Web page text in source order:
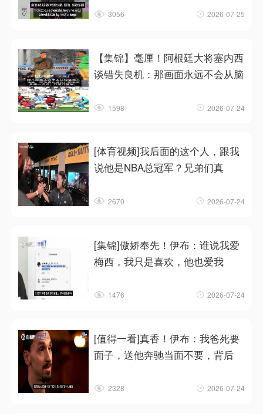
3056 2026-07-25
【集锦】毫厘！阿根廷大将塞内西
谈错失良机：那画面永远不会从脑
1598 2026-07-24
[体育视频]我后面的这个人，跟我
说他是NBA总冠军？兄弟们真
2670 2026-07-24
[集锦]傲娇奉先！伊布：谁说我爱
梅西，我只是喜欢，他也爱我
1476 2026-07-24
[值得一看]真香！伊布：我爸死要
面子，送他奔驰当面不要，背后
2328 2026-07-24